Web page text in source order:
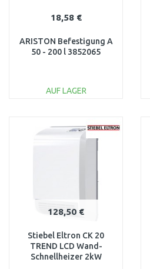
18,58 €
ARISTON Befestigung A
50 - 200 l 3852065
AUF LAGER
Vergleichen
128,50 €
Stiebel Eltron CK 20
TREND LCD Wand-
Schnellheizer 2kW